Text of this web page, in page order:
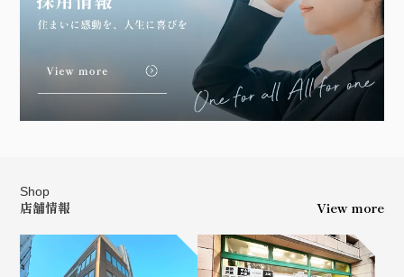
Shop
店舗情報 View more